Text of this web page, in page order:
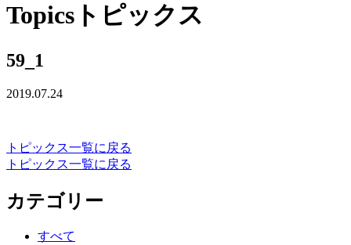
Topics トピックス
59_1
2019.07.24
トピックス一覧に戻る
トピックス一覧に戻る
カテゴリー
すべて